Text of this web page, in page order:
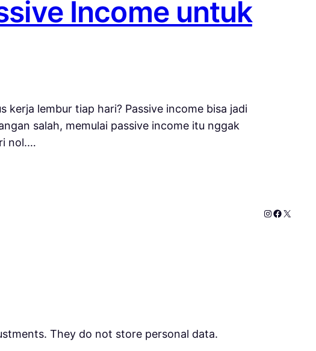
Income untuk
kerja lembur tiap hari? Passive income bisa jadi
salah, memulai passive income itu nggak
nol.…
Instagram
X
They do not store personal data.